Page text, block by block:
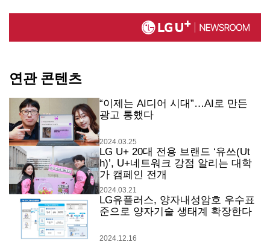
연관 콘텐츠
“이제는 AI디어 시대”…AI로 만든
광고 통했다
2024.03.25
LG U+ 20대 전용 브랜드 ‘유쓰(Ut
h)’, U+네트워크 강점 알리는 대학
가 캠페인 전개
2024.03.21
LG유플러스, 양자내성암호 우수표
준으로 양자기술 생태계 확장한다
2024.12.16